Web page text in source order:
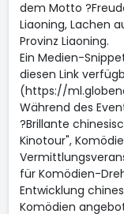
dem Motto
Liaoning, Lachen
Provinz Liaoning.
Ein Medien-
diesen Link
(https://
Während des
?Brillante
Kinotour",
für Komödien-
Entwicklung
Komödien